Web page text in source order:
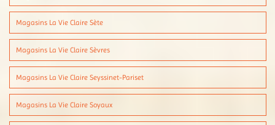
Magasins La Vie Claire Sète
Magasins La Vie Claire Sèvres
Magasins La Vie Claire Seyssinet-Pariset
Magasins La Vie Claire Soyaux